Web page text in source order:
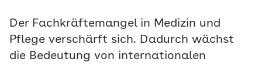
Der Fachkräftemangel in Medizin und
Pflege verschärft sich. Dadurch wächst
die Bedeutung von internationalen